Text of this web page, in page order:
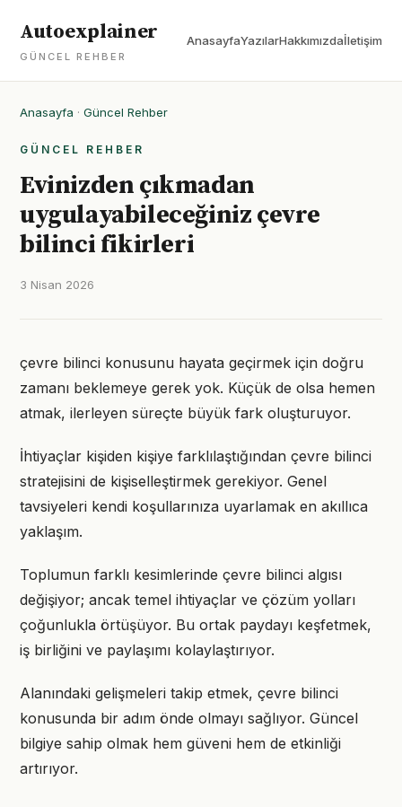
Autoexplainer
GÜNCEL REHBER
AnasayfaYazılarHakkımızdaİletişim
Anasayfa · Güncel Rehber
GÜNCEL REHBER
Evinizden çıkmadan
uygulayabileceğiniz çevre
bilinci fikirleri
3 Nisan 2026
çevre bilinci konusunu hayata geçirmek için doğru
zamanı beklemeye gerek yok. Küçük de olsa hemen
atmak, ilerleyen süreçte büyük fark oluşturuyor.
İhtiyaçlar kişiden kişiye farklılaştığından çevre bilinci
stratejisini de kişiselleştirmek gerekiyor. Genel
tavsiyeleri kendi koşullarınıza uyarlamak en akıllıca
yaklaşım.
Toplumun farklı kesimlerinde çevre bilinci algısı
değişiyor; ancak temel ihtiyaçlar ve çözüm yolları
çoğunlukla örtüşüyor. Bu ortak paydayı keşfetmek,
iş birliğini ve paylaşımı kolaylaştırıyor.
Alanındaki gelişmeleri takip etmek, çevre bilinci
konusunda bir adım önde olmayı sağlıyor. Güncel
bilgiye sahip olmak hem güveni hem de etkinliği
artırıyor.